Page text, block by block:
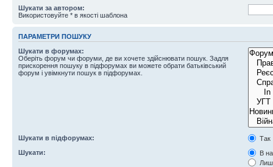
Шукати за автором:
Використовуйте * в якості шаблона
ПАРАМЕТРИ ПОШУКУ
Шукати в форумах:
Оберіть форум чи форуми, де ви хочете здійснювати пошук. Задля
прискорення пошуку в підфорумах ви можете обрати батьківський
форум і увімкнути пошук в підфорумах.
Шукати в підфорумах:
Так
Шукати:
В